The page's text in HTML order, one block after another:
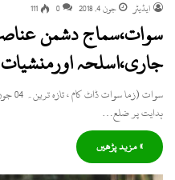
ایڈیٹر جون 4, 2018 0
111
سوات،سماج دشمن
جاری،اسلحہ
ہدایت پر ضلع…
» مزید پڑھیں